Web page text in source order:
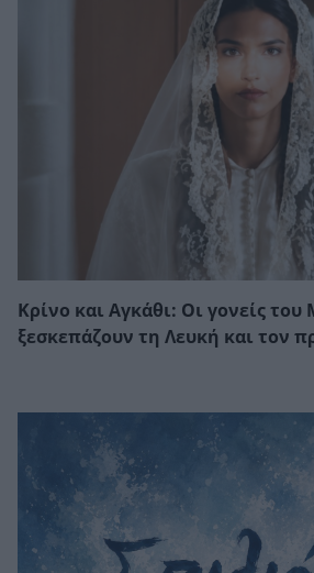
Κρίνο και Αγκάθι: Οι γονείς
ξεσκεπάζουν τη Λευκή και τον